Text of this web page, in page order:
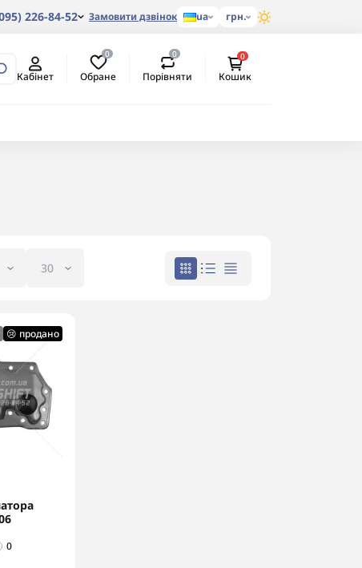
226-84-52 Замовити дзвінок ua грн.
Кабінет
0
Обране
0
Порівняти
0
Кошик
😢 продано
0